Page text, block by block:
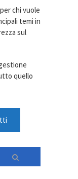
per chi vuole
temi in
sul
quello